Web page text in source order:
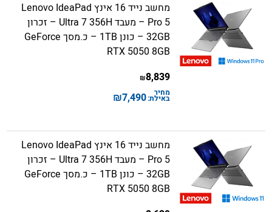
מחשב נייד 16 אינץ Lenovo IdeaPad
Pro 5 – מעבד Ultra 7 356H – זכרון
32GB – כונן 1TB – כ.מסך GeForce
RTX 5050 8GB
8,839
₪
מחיר
באילת:7,490
₪
מחשב נייד 16 אינץ Lenovo IdeaPad
Pro 5 – מעבד Ultra 7 356H – זכרון
32GB – כונן 1TB – כ.מסך GeForce
RTX 5050 8GB